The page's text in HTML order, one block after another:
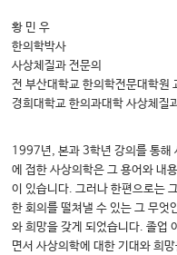
황 민 우
한의학박사
사상체질과 전문의
전 부산대학교 한의학전문대학원
경희대학교 한의과대학 사상체질
1997년, 본과 3학년 강의를 통해
에 접한 사상의학은 그 용어와 내
이 있습니다. 그러나 한편으로는
한 회의를 떨쳐낼 수 있는 그 무엇
와 희망을 갖게 되었습니다. 졸업
면서 사상의학에 대한 기대와 희